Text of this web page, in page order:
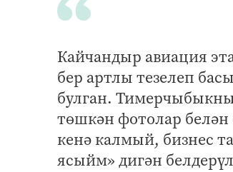
Кайчандыр авиация
бер артлы тезелеп
булган.
төшкән фотолар
кенә калмый, бизнес
ясыйм» дигән